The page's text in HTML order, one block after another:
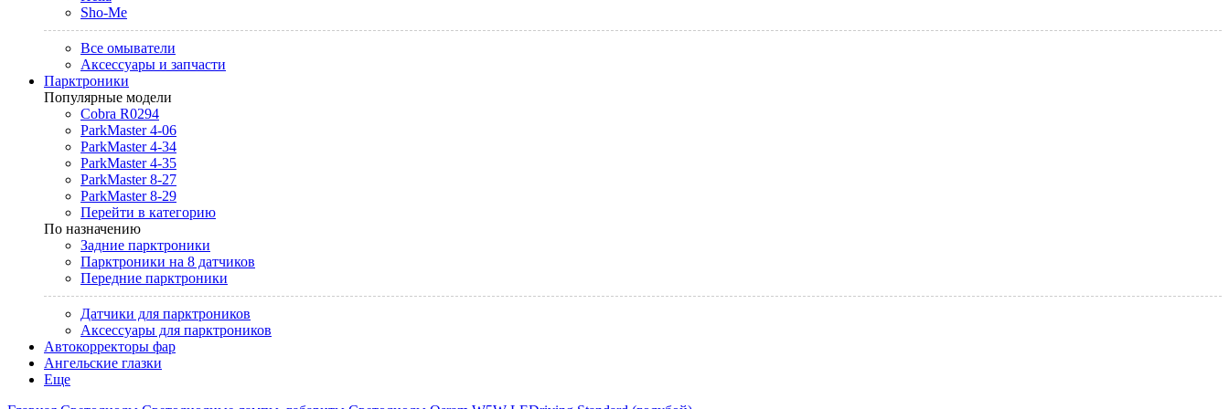
Sho-Me
Все омыватели
Аксессуары и запчасти
Парктроники
Популярные модели
Cobra R0294
ParkMaster 4-06
ParkMaster 4-34
ParkMaster 4-35
ParkMaster 8-27
ParkMaster 8-29
Перейти в категорию
По назначению
Задние парктроники
Парктроники на 8 датчиков
Передние парктроники
Датчики для парктроников
Аксессуары для парктроников
Автокорректоры фар
Ангельские глазки
Еще